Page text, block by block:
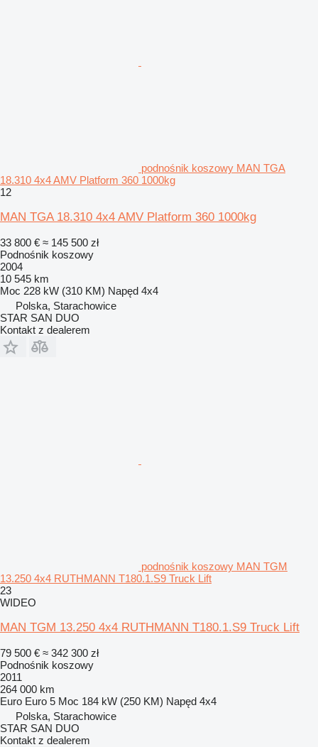
podnośnik koszowy MAN TGA
18.310 4x4 AMV Platform 360 1000kg
12
MAN TGA 18.310 4x4 AMV Platform 360 1000kg
33 800 € ≈ 145 500 zł
Podnośnik koszowy
2004
10 545 km
Moc 228 kW (310 KM) Napęd 4x4
Polska, Starachowice
STAR SAN DUO
Kontakt z dealerem
podnośnik koszowy MAN TGM
13.250 4x4 RUTHMANN T180.1.S9 Truck Lift
23
WIDEO
MAN TGM 13.250 4x4 RUTHMANN T180.1.S9 Truck Lift
79 500 € ≈ 342 300 zł
Podnośnik koszowy
2011
264 000 km
Euro Euro 5 Moc 184 kW (250 KM) Napęd 4x4
Polska, Starachowice
STAR SAN DUO
Kontakt z dealerem